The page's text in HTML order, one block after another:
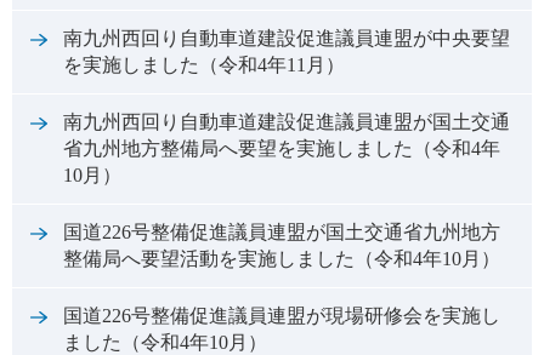
南九州西回り自動車道建設促進議員連盟が中央要望
を実施しました（令和4年11月）
南九州西回り自動車道建設促進議員連盟が国土交通
省九州地方整備局へ要望を実施しました（令和4年
10月）
国道226号整備促進議員連盟が国土交通省九州地方
整備局へ要望活動を実施しました（令和4年10月）
国道226号整備促進議員連盟が現場研修会を実施し
ました（令和4年10月）